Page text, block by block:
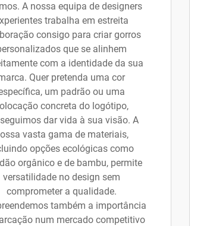
A nossa equipa de designers
trabalha em estreita
consigo para criar gorros
que se alinhem
com a identidade da sua
Quer pretenda uma cor
um padrão ou uma
concreta do logótipo,
dar vida à sua visão. A
vasta gama de materiais,
opções ecológicas como
orgânico e de bambu, permite
versatilidade no design sem
comprometer a qualidade.
também a importância
num mercado competitivo